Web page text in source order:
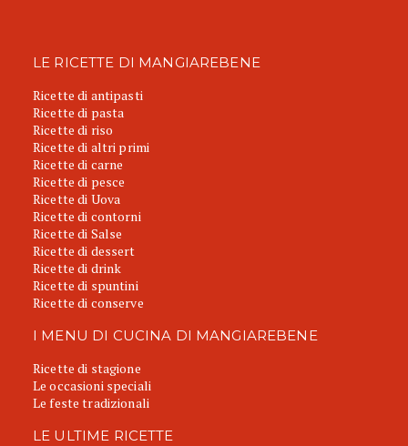
LE RICETTE DI MANGIAREBENE
Ricette di antipasti
Ricette di pasta
Ricette di riso
Ricette di altri primi
Ricette di carne
Ricette di pesce
Ricette di Uova
Ricette di contorni
Ricette di Salse
Ricette di dessert
Ricette di drink
Ricette di spuntini
Ricette di conserve
I MENU DI CUCINA DI MANGIAREBENE
Ricette di stagione
Le occasioni speciali
Le feste tradizionali
LE ULTIME RICETTE